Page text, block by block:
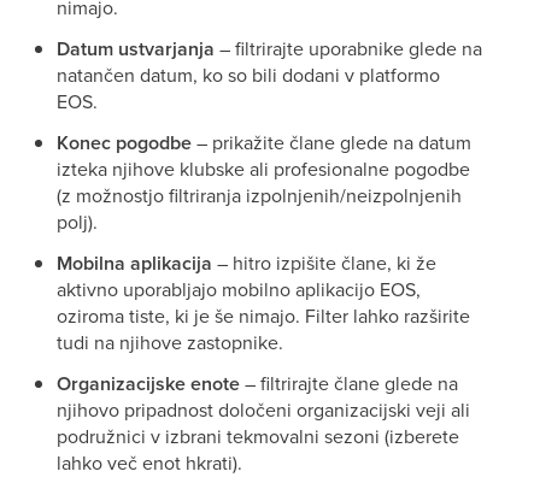
nimajo.
Datum ustvarjanja – filtrirajte uporabnike glede na
natančen datum, ko so bili dodani v platformo
EOS.
Konec pogodbe– prikažite člane glede na datum
izteka njihove klubske ali profesionalne pogodbe
(z možnostjo filtriranja izpolnjenih/neizpolnjenih
polj).
Mobilna aplikacija – hitro izpišite člane, ki že
aktivno uporabljajo mobilno aplikacijo EOS,
oziroma tiste, ki je še nimajo. Filter lahko razširite
tudi na njihove zastopnike.
Organizacijske enote– filtrirajte člane glede na
njihovo pripadnost določeni organizacijski veji ali
podružnici v izbrani tekmovalni sezoni (izberete
lahko več enot hkrati).